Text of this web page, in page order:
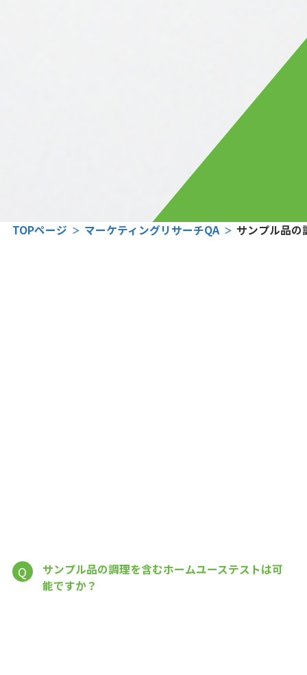
TOPページ マーケティングリサーチQA サンプル品の
Q
サンプル品の調理を含むホームユーステストは可
能ですか？